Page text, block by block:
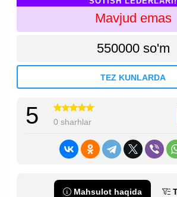
Mavjud emas
550000 so'm
TEZ KUNLARDA
5 0 sharhlar
Mahsulot haqida